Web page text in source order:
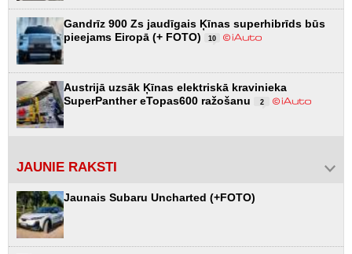
Gandrīz 900 Zs jaudīgais Ķīnas superhibrīds būs
pieejams Eiropā (+ FOTO)
10
Austrijā uzsāk Ķīnas elektriskā kravinieka
SuperPanther eTopas600 ražošanu
2
JAUNIE RAKSTI
Jaunais Subaru Uncharted (+FOTO)